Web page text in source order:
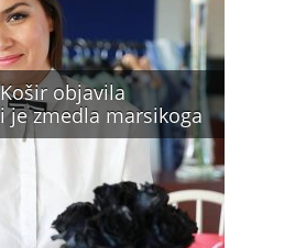
objavila
je zmedla marsikoga